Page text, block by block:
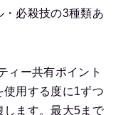
必殺技の3種類あ
ィー共有ポイント
使用する度に1ずつ
します。最大5まで